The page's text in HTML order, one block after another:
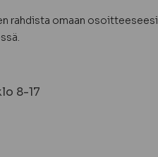
rahdista omaan osoitteeseesi
8-17